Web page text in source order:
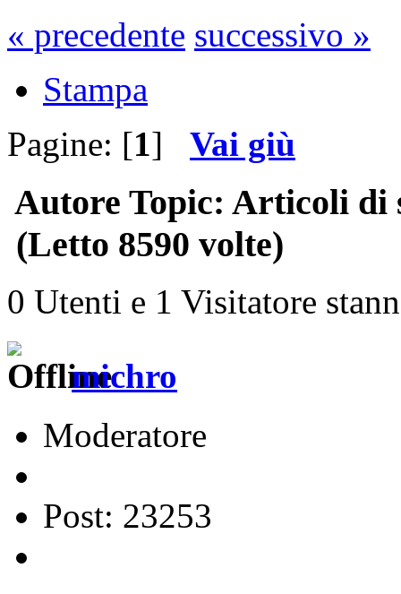
« precedente successivo »
Stampa
Pagine: [1] Vai giù
Autore Topic: Articoli di
(Letto 8590 volte)
0 Utenti e 1 Visitatore
michro
Moderatore
Post: 23253